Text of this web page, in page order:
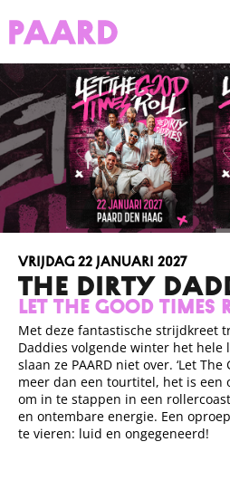
THE DIRTY
LET THE GOOD TIMES
vrijdag 22 januari 2027
Met deze fantastische strijdkreet
Daddies volgende winter het hele
slaan ze PAARD niet over. ‘Let The
meer dan een tourtitel, het is een
om in te stappen in een
en ontembare energie. Een
te vieren: luid en ongegeneerd!